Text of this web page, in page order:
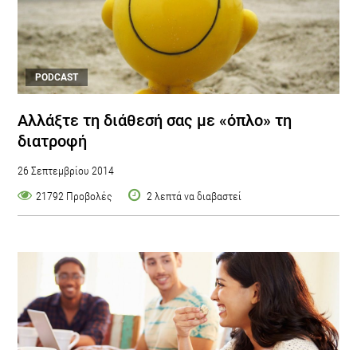
PODCAST
Αλλάξτε τη διάθεσή σας με «όπλο» τη
διατροφή
26 Σεπτεμβρίου 2014
21792 Προβολές
2 λεπτά να διαβαστεί